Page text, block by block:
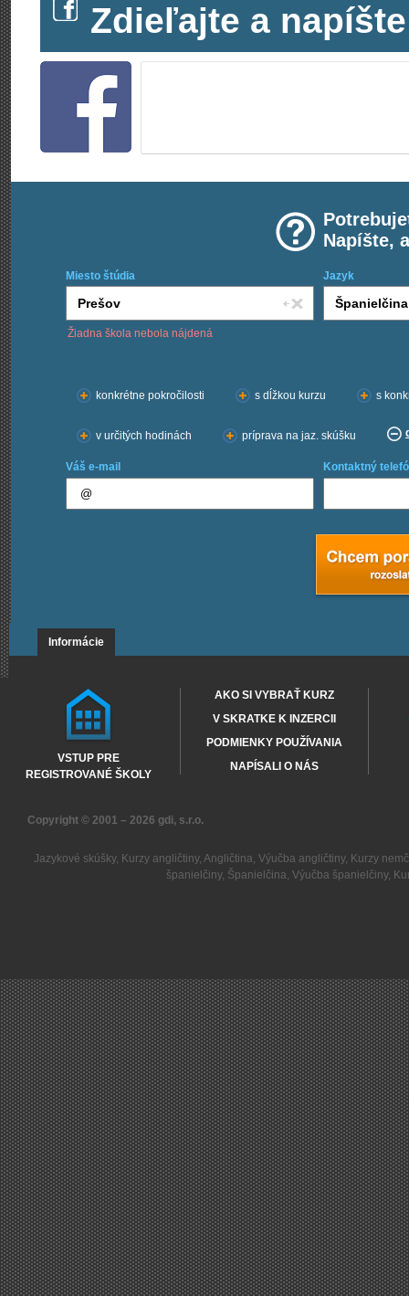
Zdieľajte a
Napíšte,
Miesto štúdia Jazyk
Žiadna škola nebola nájdená
konkrétne pokročilosti
s dĺžkou kurzu s
v určitých hodinách príprava na jaz. skúšku
Váš e-mail Kontaktný
Informácie
VSTUP PRE
REGISTROVANÉ ŠKOLY
AKO SI VYBRAŤ KURZ
V SKRATKE K INZERCII
PODMIENKY POUŽÍVANIA
NAPÍSALI O NÁS
Copyright © 2001 – 2026 gdi, s.r.o.
Jazykové skúšky, Kurzy angličtiny, Angličtina, Výučba angličtiny, Kurzy
španielčiny, Španielčina, Výučba španielčiny,